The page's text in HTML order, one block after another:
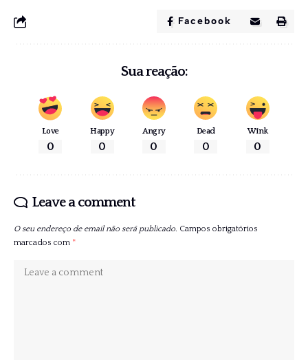
Facebook
Sua reação:
Love
0
Happy
0
Angry
0
Dead
0
Wink
0
Leave a comment
O seu endereço de email não será publicado. Campos obrigatórios
marcados com *